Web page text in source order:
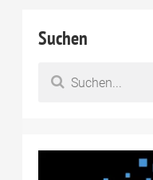
Suchen